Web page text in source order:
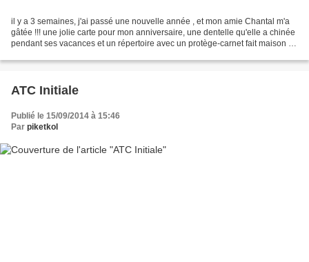
il y a 3 semaines, j'ai passé une nouvelle année , et mon amie Chantal m'a
gâtée !!! une jolie carte pour mon anniversaire, une dentelle qu'elle a chinée
pendant ses vacances et un répertoire avec un protège-carnet fait maison en
ATC Initiale
Publié le 15/09/2014 à 15:46
Par piketkol